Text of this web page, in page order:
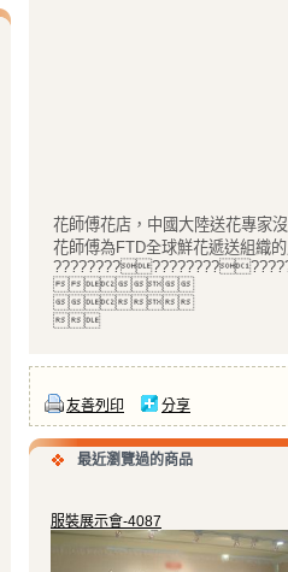
花師傅花店，中國大陸送花專家
花師傅為FTD全球鮮花遞送組



友善列印 分享
最近瀏覽過的商品
服裝展示會-4087